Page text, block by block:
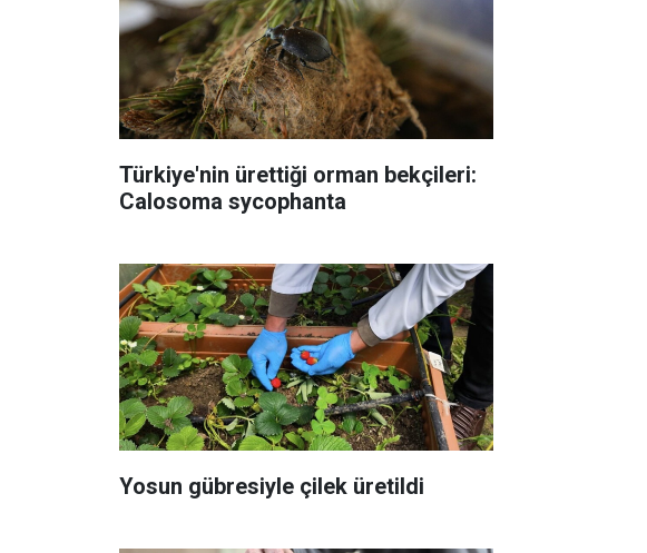
Türkiye'nin ürettiği orman bekçileri:
Calosoma sycophanta
Yosun gübresiyle çilek üretildi